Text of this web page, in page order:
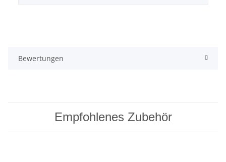
Bewertungen
Empfohlenes Zubehör